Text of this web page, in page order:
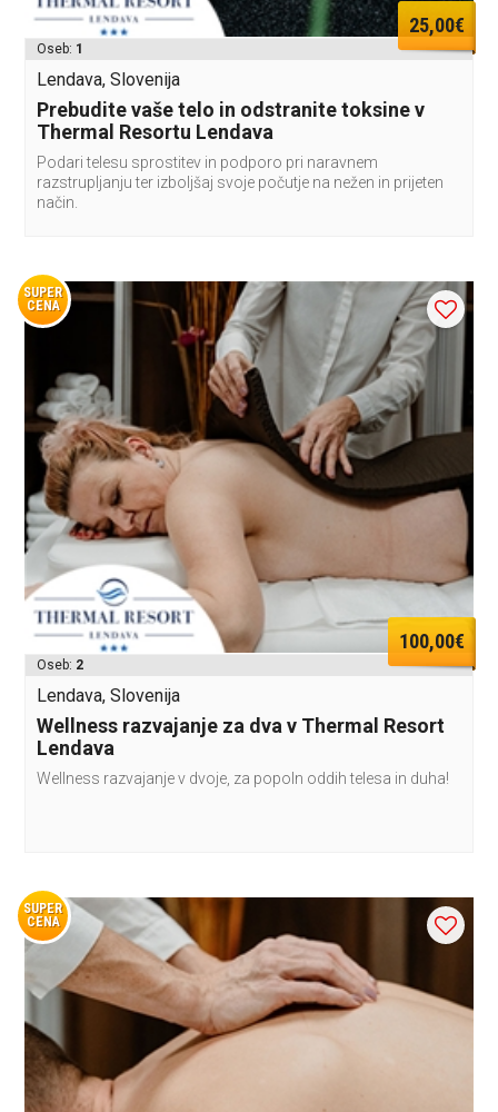
25,00€
Oseb: 1
Lendava, Slovenija
Prebudite vaše telo in odstranite toksine v
Thermal Resortu Lendava
Podari telesu sprostitev in podporo pri naravnem
razstrupljanju ter izboljšaj svoje počutje na nežen in prijeten
način.
SUPER
CENA
100,00€
Oseb: 2
Lendava, Slovenija
Wellness razvajanje za dva v Thermal Resort
Lendava
Wellness razvajanje v dvoje, za popoln oddih telesa in duha!
SUPER
CENA